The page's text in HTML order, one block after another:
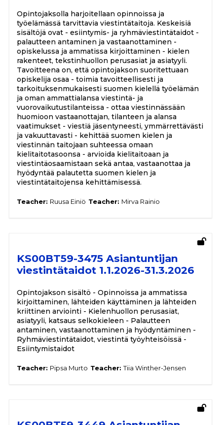
Opintojaksolla harjoitellaan opinnoissa ja
työelämässä tarvittavia viestintätaitoja. Keskeisiä
sisältöjä ovat - esiintymis- ja ryhmäviestintätaidot -
palautteen antaminen ja vastaanottaminen -
opiskelussa ja ammatissa kirjoittaminen - kielen
rakenteet, tekstinhuollon perusasiat ja asiatyyli.
Tavoitteena on, että opintojakson suoritettuaan
opiskelija osaa - toimia tavoitteellisesti ja
tarkoituksenmukaisesti suomen kielellä työelämän
ja oman ammattialansa viestintä- ja
vuorovaikutustilanteissa - ottaa viestinnässään
huomioon vastaanottajan, tilanteen ja alansa
vaatimukset - viestiä jäsentyneesti, ymmärrettävästi
ja vakuuttavasti - kehittää suomen kielen ja
viestinnän taitojaan suhteessa omaan
kielitaitotasoonsa - arvioida kielitaitoaan ja
viestintäosaamistaan sekä antaa, vastaanottaa ja
hyödyntää palautetta suomen kielen ja
viestintätaitojensa kehittämisessä.
Teacher: Ruusa Einiö Teacher: Mirva Rainio
KS00BT59-3475 Asiantuntijan
viestintätaidot 1.1.2026-31.3.2026
Opintojakson sisältö - Opinnoissa ja ammatissa
kirjoittaminen, lähteiden käyttäminen ja lähteiden
kriittinen arviointi - Kielenhuollon perusasiat,
asiatyyli, katsaus selkokieleen - Palautteen
antaminen, vastaanottaminen ja hyödyntäminen -
Ryhmäviestintätaidot, viestintä työyhteisöissä -
Esiintymistaidot
Teacher: Pipsa Murto Teacher:Tiia Winther-Jensen